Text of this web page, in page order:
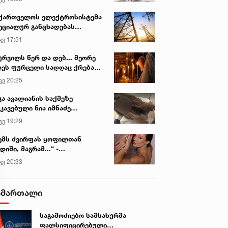
ელექტროსისტემა
განცხადებას
17:51
წერ და დებ... მეორე
ფურცელი სადღაც ქრება
სურვილი სრულდება...“ -
ტაძარი შიდა
20:25
ავალიანის საქმეზე
ნია იმნაძე
გადაჰყავთ
19:29
ძვირფას ყოფილთან
მაგრამ...“ -
პაიჭაძის
აღიარება
20:33
საგამოძიებო სამსახურმა
ფალსიფიცირებული